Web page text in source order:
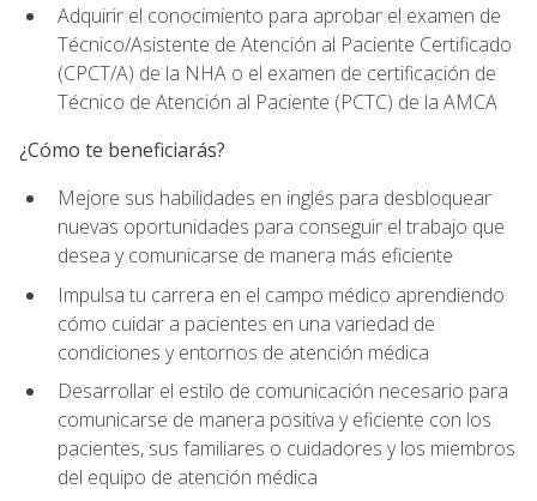
Adquirir el conocimiento para aprobar el examen de
Técnico/Asistente de Atención al Paciente Certificado
(CPCT/A) de la NHA o el examen de certificación de
Técnico de Atención al Paciente (PCTC) de la AMCA
¿Cómo te beneficiarás?
Mejore sus habilidades en inglés para desbloquear
nuevas oportunidades para conseguir el trabajo que
desea y comunicarse de manera más eficiente
Impulsa tu carrera en el campo médico aprendiendo
cómo cuidar a pacientes en una variedad de
condiciones y entornos de atención médica
Desarrollar el estilo de comunicación necesario para
comunicarse de manera positiva y eficiente con los
pacientes, sus familiares o cuidadores y los miembros
del equipo de atención médica